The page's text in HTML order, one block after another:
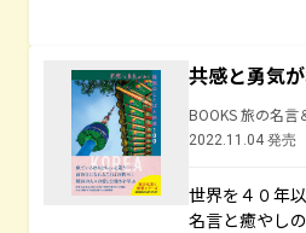
共感と勇気
BOOKS 旅の名言
2022.11.04 発売
世界を４０年
名言と癒やし